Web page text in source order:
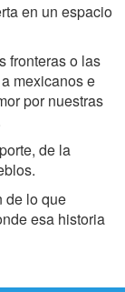
en un espacio
fronteras o las
mexicanos e
por nuestras
de la
de lo que
esa historia